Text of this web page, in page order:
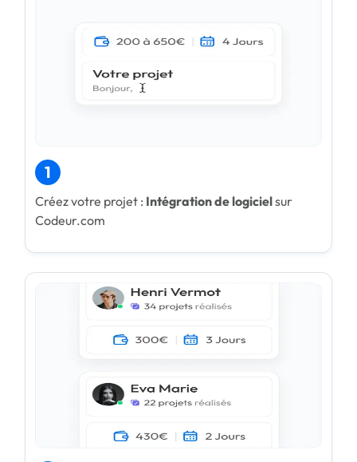
1
Créez votre projet : Intégration de logicielsur
Codeur.com